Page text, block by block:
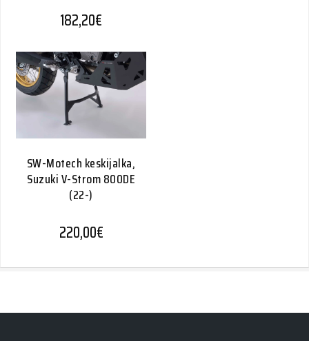
182,20€
SW-Motech keskijalka,
Suzuki V-Strom 800DE
(22-)
220,00€